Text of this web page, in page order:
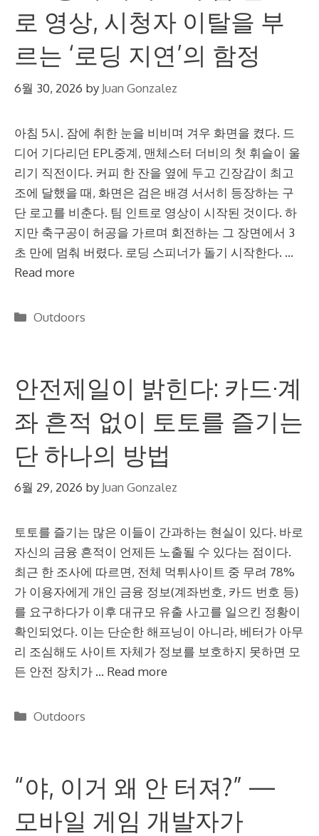
로 영상, 시청자 이탈을 부
르는 ‘로딩 지연’의 함정
6월 30, 2026 by Juan Gonzalez
아침 5시. 잠에 취한 눈을 비비며 겨우 화면을 켰다. 드
디어 기다리던 EPL중계, 맨체스터 더비의 첫 휘슬이 울
리기 직전이다. 커피 한 잔을 옆에 두고 긴장감이 최고
조에 달했을 때, 화면은 검은 배경 서서히 등장하는 구
단 로고를 비춘다. 팀 인트로 영상이 시작된 것이다. 하
지만 축구공이 허공을 가르며 회전하는 그 장면에서 3
초 만에 멈춰 버렸다. 로딩 스피너가 돌기 시작한다. …
Read more
Categories
Outdoors
안전제일이 밝힌다: 카드·계
좌 흔적 없이 토토를 즐기는
단 하나의 방법
6월 29, 2026 by Juan Gonzalez
토토를 즐기는 많은 이들이 간과하는 현실이 있다. 바로
자신의 금융 흔적이 언제든 노출될 수 있다는 점이다.
최근 한 조사에 따르면, 전체 먹튀사이트 중 무려 78%
가 이용자에게 개인 금융 정보(계좌번호, 카드 번호 등)
를 요구하다가 이후 대규모 유출 사고를 일으킨 정황이
확인되었다. 이는 단순한 해프닝이 아니라, 베터가 아무
리 조심해도 사이트 자체가 정보를 보호하지 못하면 모
든 안전 장치가 … Read more
Categories
Outdoors
“야, 이거 왜 안 터져?” —
모바일 게임 개발자가